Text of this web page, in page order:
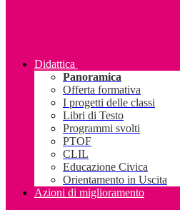
Didattica
Panoramica
Offerta formativa
I progetti delle classi
Libri di Testo
Programmi svolti
PTOF
CLIL
Educazione Civica
Orientamento in Uscita
Azioni di miglioramento